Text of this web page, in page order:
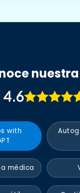
4.6
with
médica